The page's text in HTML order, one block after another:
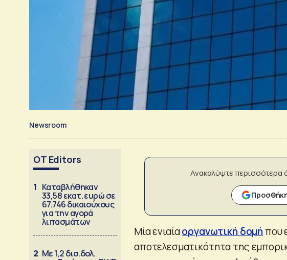
Newsroom
OT Editors
1 Καταβλήθηκαν
33,58 εκατ. ευρώ σε
67.746 δικαιούχους
για την αγορά
λιπασμάτων
2 Με 1,2 δισ.δολ.
Ανακαλύψτε περισσότερα
Μία ενιαίαοργανωτική δομήπου
αποτελεσματικότητα της